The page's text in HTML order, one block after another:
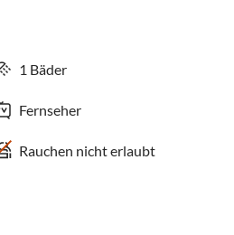
1 Bäder
Fernseher
Rauchen nicht erlaubt